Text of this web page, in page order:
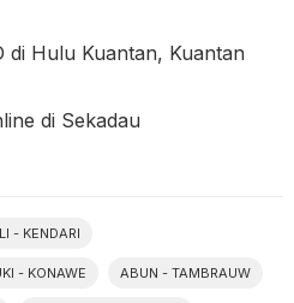
di Hulu Kuantan, Kuantan
di Sekadau
- KENDARI
- KONAWE ABUN - TAMBRAUW